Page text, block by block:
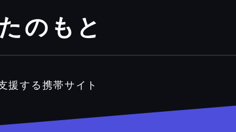
のもと
援する携帯サイト